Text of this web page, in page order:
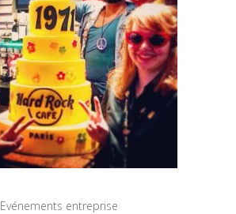
Evénements entreprise